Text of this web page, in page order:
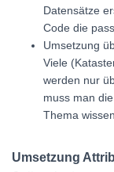
Datensätze
Code die
Umsetzung
Viele
werden nur
muss man
Thema wissen.
Umsetzung